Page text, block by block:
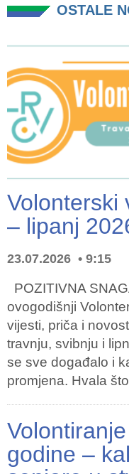
OSTALE
Volonterski
– lipanj
23.07.2026 9:15
POZITIVNA
ovogodišnji
vijesti, priča i
travnju, svibnju i
se sve događalo i
promjena. Hvala
godine –